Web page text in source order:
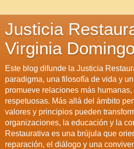
Justicia
Virginia
Este blog difunde la Justicia
paradigma, una filosofía de vida y
promueve relaciones más
respetuosas. Más allá del ámbito
valores y principios pueden
organizaciones, la educación y la
Restaurativa es una brújula que
reparación, el diálogo y una